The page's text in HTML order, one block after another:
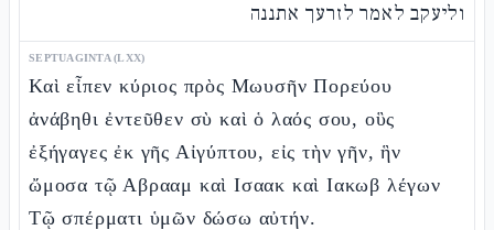
וליעקב לאמר לזרעך אתננה
SEPTUAGINTA (LXX)
Καὶ εἶπεν κύριος πρὸς Μωυσῆν Πορεύου
ἀνάβηθι ἐντεῦθεν σὺ καὶ ὁ λαός σου, οὓς
ἐξήγαγες ἐκ γῆς Αἰγύπτου, εἰς τὴν γῆν, ἣν
ὤμοσα τῷ Αβρααμ καὶ Ισαακ καὶ Ιακωβ λέγων
Τῷ σπέρματι ὑμῶν δώσω αὐτήν.